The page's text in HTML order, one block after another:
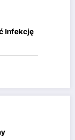
Infekcję